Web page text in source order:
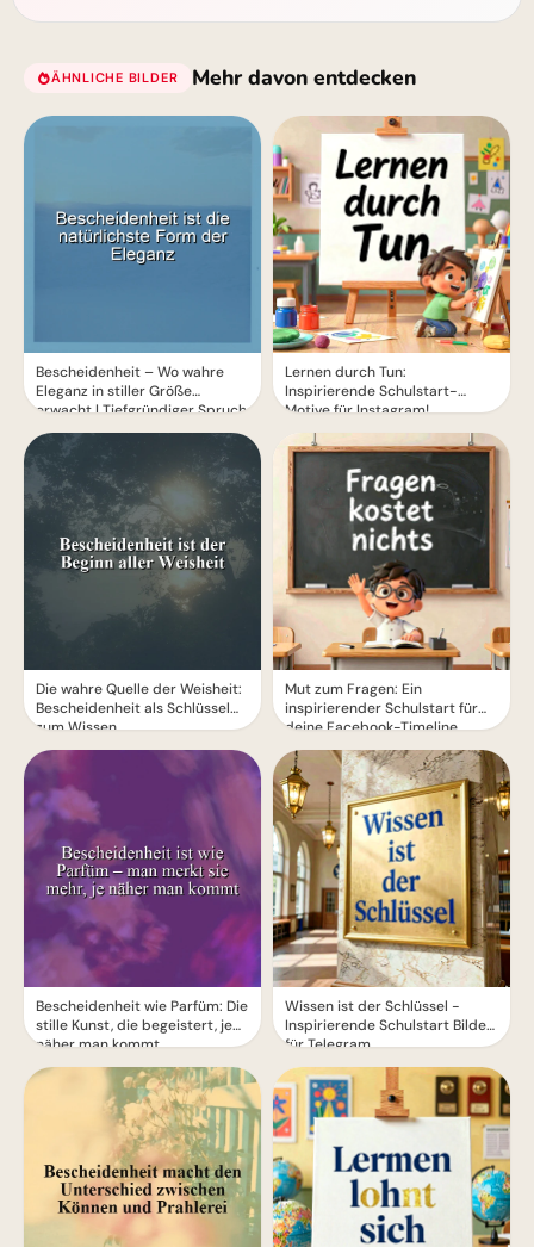
ÄHNLICHE BILDER Mehr davon entdecken
Bescheidenheit – Wo wahre
Eleganz in stiller Größe
erwacht | Tiefgründiger Spruch
Die wahre Quelle der Weisheit:
Bescheidenheit als Schlüssel
zum Wissen
Bescheidenheit wie Parfüm: Die
stille Kunst, die begeistert, je
näher man kommt
Lernen durch Tun:
Inspirierende Schulstart-
Motive für Instagram!
Mut zum Fragen: Ein
inspirierender Schulstart für
deine Facebook-Timeline
Wissen ist der Schlüssel -
Inspirierende Schulstart Bilder
für Telegram